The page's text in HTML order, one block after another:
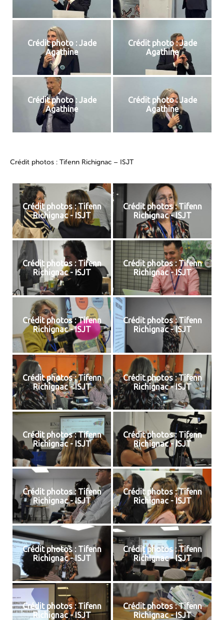
Crédit photo : Jade
Agathine
Crédit photo : Jade
Agathine
Crédit photo : Jade
Agathine
Crédit photo : Jade
Agathine
Crédit photos : Tifenn Richignac – ISJT
Crédit photos : Tifenn
Richignac - ISJT
Crédit photos : Tifenn
Richignac - ISJT
Crédit photos : Tifenn
Richignac - ISJT
Crédit photos : Tifenn
Richignac - ISJT
Crédit photos : Tifenn
Richignac - ISJT
Crédit photos : Tifenn
Richignac - ISJT
Crédit photos : Tifenn
Richignac - ISJT
Crédit photos : Tifenn
Richignac - ISJT
Crédit photos : Tifenn
Richignac - ISJT
Crédit photos : Tifenn
Richignac - ISJT
Crédit photos : Tifenn
Richignac - ISJT
Crédit photos : Tifenn
Richignac - ISJT
Crédit photos : Tifenn
Richignac - ISJT
Crédit photos : Tifenn
Richignac - ISJT
Crédit photos : Tifenn
Richignac - ISJT
Crédit photos : Tifenn
Richignac - ISJT